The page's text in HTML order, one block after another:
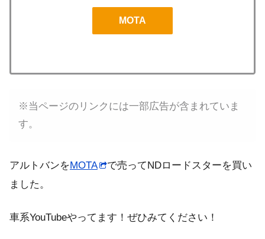
MOTA
※当ページのリンクには一部広告が含まれていま
す。
アルトバンをMOTA
で売ってNDロードスターを買い
ました。
車系YouTubeやってます！ぜひみてください！